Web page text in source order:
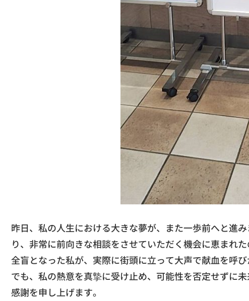
​昨日、私の人生における大きな夢が、 また一歩前へと進み
り、非常に前向きな相談をさせていただく機会に恵まれた
​全盲となった私が、 実際に街頭に立って大声で献血を呼び
でも、 私の熱意を真摯に受け止め、 可能性を否定せずに
感謝を申し上げます。